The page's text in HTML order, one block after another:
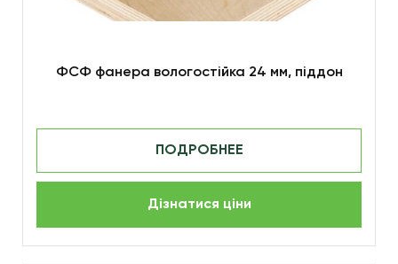
ФСФ фанера вологостійка 24 мм, піддон
ПОДРОБНЕЕ
Дізнатися ціни